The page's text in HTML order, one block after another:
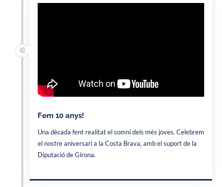
Fem 10 anys!
Una dècada fent realitat el somni dels més joves. Celebrem
el nostre aniversari a la Costa Brava, amb el suport de la
Diputació de Girona.